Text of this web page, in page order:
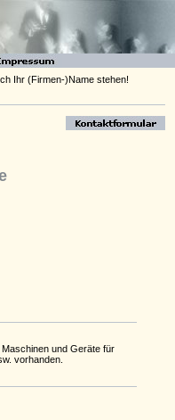
Ihr (Firmen-)Name stehen!
und Geräte für
vorhanden.